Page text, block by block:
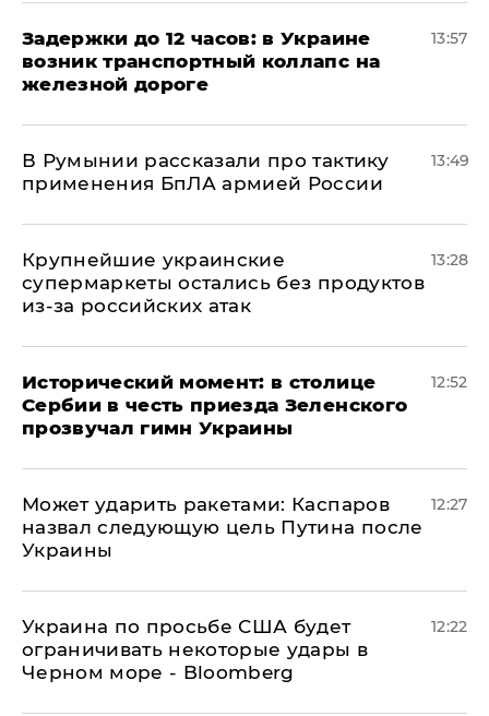
Задержки до 12 часов: в Украине
возник транспортный коллапс на
железной дороге
13:57
В Румынии рассказали про тактику
применения БпЛА армией России
13:49
Крупнейшие украинские
супермаркеты остались без продуктов
из-за российских атак
13:28
Исторический момент: в столице
Сербии в честь приезда Зеленского
прозвучал гимн Украины
12:52
Может ударить ракетами: Каспаров
назвал следующую цель Путина после
Украины
12:27
Украина по просьбе США будет
ограничивать некоторые удары в
Черном море - Bloomberg
12:22